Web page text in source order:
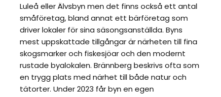
Luleå eller Älvsbyn men det finns också ett antal
småföretag, bland annat ett bärföretag som
driver lokaler för sina säsongsanställda. Byns
mest uppskattade tillgångar är närheten till fina
skogsmarker och fiskesjöar och den modernt
rustade byalokalen. Brännberg beskrivs ofta som
en trygg plats med närhet till både natur och
tätorter. Under 2023 får byn en egen